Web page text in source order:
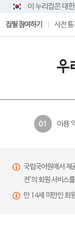
이 누리집은 대
집필 참여하기 사전 통
01 이용
국립국어원에서 제
전’의 회원 서비스
만 14세 미만인 회